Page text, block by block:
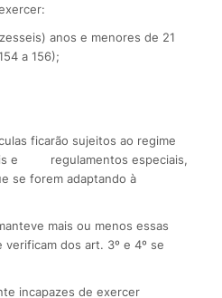
anos e menores de 21
a 156);
ficarão sujeitos ao regime
e
regulamentos especiais,
se forem adaptando à
mais ou menos essas
dos art. 3º e 4º se
incapazes de exercer